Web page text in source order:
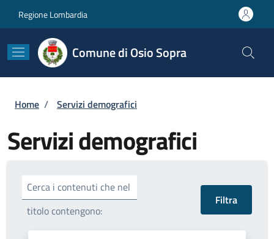
Regione Lombardia
Comune di Osio Sopra
Briciole di pane
Home / Servizi demografici
Servizi demografici
Cerca i contenuti che nel
titolo contengono: